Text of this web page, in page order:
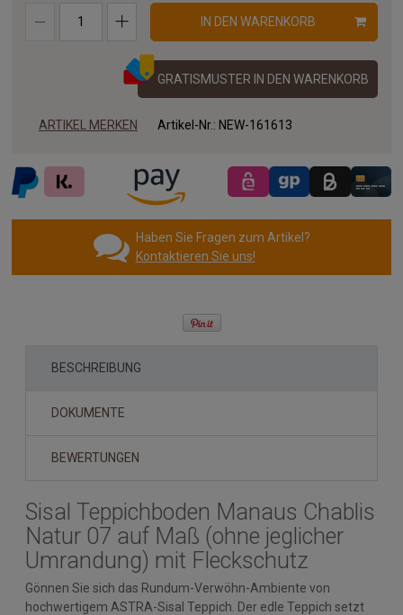
IN DEN WARENKORB
GRATISMUSTER IN DEN WARENKORB
ARTIKEL MERKEN Artikel-Nr.: NEW-161613
Haben Sie Fragen zum Artikel?
Kontaktieren Sie uns!
BESCHREIBUNG
DOKUMENTE
BEWERTUNGEN
Sisal Teppichboden Manaus Chablis
Natur 07 auf Maß (ohne jeglicher
Umrandung) mit Fleckschutz
Gönnen Sie sich das Rundum-Verwöhn-Ambiente von
hochwertigem ASTRA-Sisal Teppich. Der edle Teppich setzt